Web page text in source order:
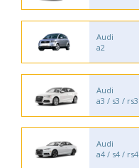
Audi
a2
Audi
a3 / s3 / rs3
Audi
a4 / s4 / rs4